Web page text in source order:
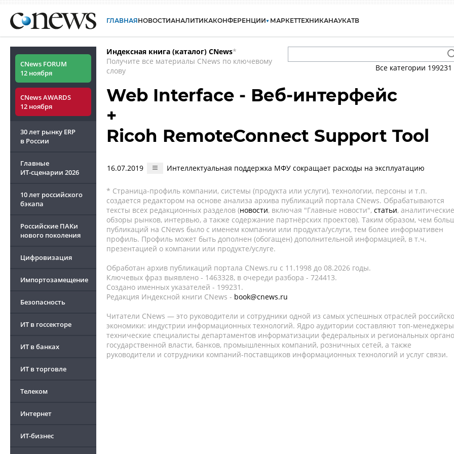
ГЛАВНАЯНОВОСТИАНАЛИТИКАКОНФЕРЕНЦИИ МАРКЕТТЕХНИКАНАУКАТВ
CNews FORUM
12 ноября
CNews AWARDS
12 ноября
30 лет рынку ERP
в России
Главные
ИТ-сценарии 2026
10 лет российского
бэкапа
Российские ПАКи
нового поколения
Цифровизация
Импортозамещение
Безопасность
ИТ в госсекторе
ИТ в банках
ИТ в торговле
Телеком
Интернет
ИТ-бизнес
Индексная книга (каталог) CNews*
Получите все материалы CNews по ключевому
слову
Все категории 199231
Web Interface - Веб-интерфейс
+
Ricoh RemoteConnect Support Tool
16.07.2019 Интеллектуальная поддержка МФУ сокращает расходы на эксплуатацию
* Страница-профиль компании, системы (продукта или услуги), технологии, персоны и т.п.
создается редактором на основе анализа архива публикаций портала CNews. Обрабатываются
тексты всех редакционных разделов (новости, включая "Главные новости", статьи, аналитические
обзоры рынков, интервью, а также содержание партнёрских проектов). Таким образом, чем
публикаций на CNews было с именем компании или продукта/услуги, тем более информативен
профиль. Профиль может быть дополнен (обогащен) дополнительной информацией, в т.ч.
презентацией о компании или продукте/услуге.
Обработан архив публикаций портала CNews.ru c 11.1998 до 08.2026 годы.
Ключевых фраз выявлено - 1463328, в очереди разбора - 724413.
Создано именных указателей - 199231.
Редакция Индексной книги CNews - book@cnews.ru
Читатели CNews — это руководители и сотрудники одной из самых успешных отраслей
экономики: индустрии информационных технологий. Ядро аудитории составляют топ-
технические специалисты департаментов информатизации федеральных и региональных
государственной власти, банков, промышленных компаний, розничных сетей, а также
руководители и сотрудники компаний-поставщиков информационных технологий и услуг связи.